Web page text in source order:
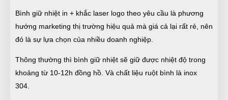
Bình giữ nhiệt in + khắc laser logo theo yêu cầu là phương
hướng marketing thị trường hiệu quả mà giá cả lại rất rẻ, nên
đó là sự lựa chọn của nhiều doanh nghiệp.
Thông thường thì bình giữ nhiệt sẽ giữ được nhiệt độ trong
khoảng từ 10-12h đồng hồ. Và chất liệu ruột bình là inox
304.